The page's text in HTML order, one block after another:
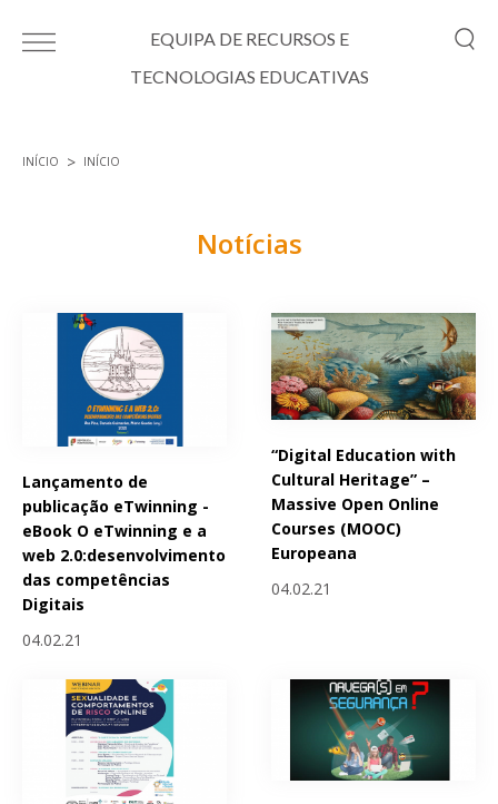
EQUIPA DE RECURSOS E
TECNOLOGIAS EDUCATIVAS
INÍCIO INÍCIO
Notícias
Lançamento de
publicação eTwinning -
eBook O eTwinning e a
web 2.0:desenvolvimento
das competências
Digitais
04.02.21
“Digital Education with
Cultural Heritage” –
Massive Open Online
Courses (MOOC)
Europeana
04.02.21
Páginas